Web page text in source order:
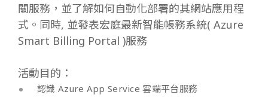
關服務，並了解如何自動化部署的其網站應用程
式。同時, 並發表宏庭最新智能帳務系統( Azure
Smart Billing Portal )服務
活動目的：
認識 Azure App Service 雲端平台服務